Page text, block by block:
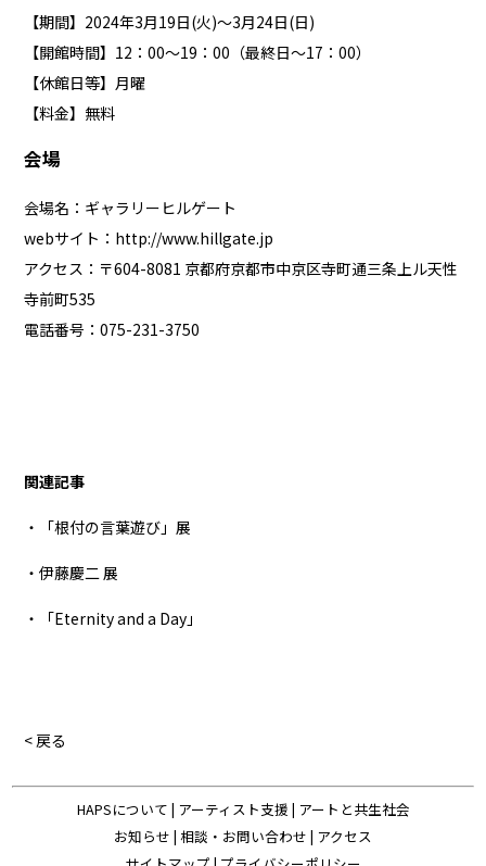
【期間】2024年3月19日(火)～3月24日(日)
【開館時間】12：00～19：00（最終日～17：00）
【休館日等】月曜
【料金】無料
会場
会場名：ギャラリーヒルゲート
webサイト： http://www.hillgate.jp
アクセス：〒604-8081 京都府京都市中京区寺町通三条上ル天性
寺前町535
電話番号：075-231-3750
関連記事
・「根付の言葉遊び」展
・伊藤慶二 展
・「Eternity and a Day」
< 戻る
HAPSについて | アーティスト支援 | アートと共生社会
お知らせ | 相談・お問い合わせ | アクセス